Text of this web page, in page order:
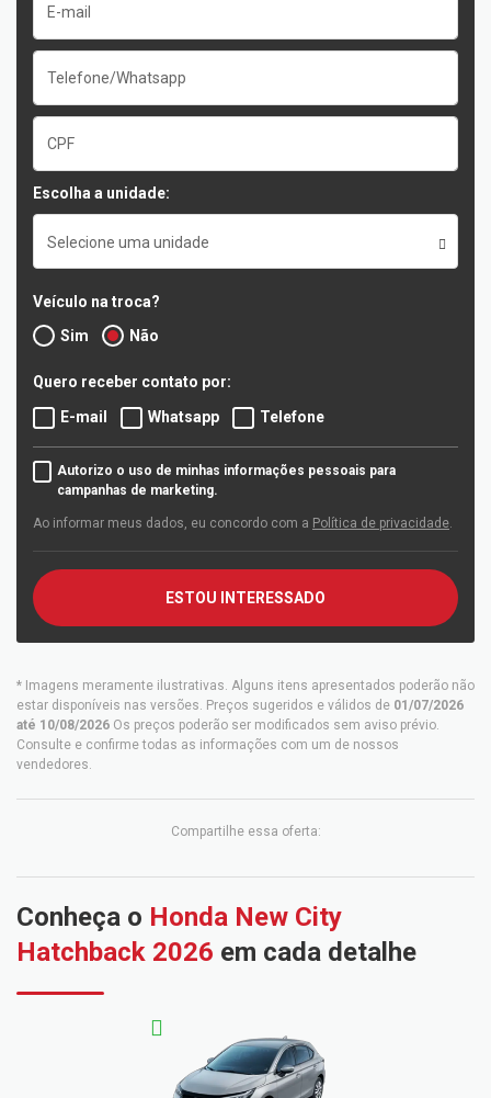
Escolha a unidade:
Selecione uma unidade
Veículo na troca?
Sim
Não
Quero receber contato por:
E-mail
Whatsapp Telefone
Autorizo o uso de minhas informações pessoais para
campanhas de marketing.
Ao informar meus dados, eu concordo com a Política de privacidade.
ESTOU INTERESSADO
* Imagens meramente ilustrativas. Alguns itens apresentados poderão não
estar disponíveis nas versões. Preços sugeridos e válidos de 01/07/2026
até 10/08/2026 Os preços poderão ser modificados sem aviso prévio.
Consulte e confirme todas as informações com um de nossos
vendedores.
Compartilhe essa oferta:
Conheça o Honda New City
Hatchback 2026 em cada detalhe